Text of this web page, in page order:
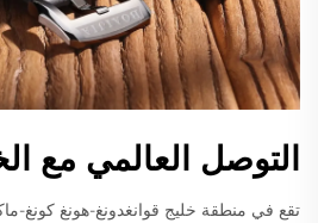
التوصل العالمي مع
تقع في منطقة خليج قوانغدونغ-هونغ كونغ-